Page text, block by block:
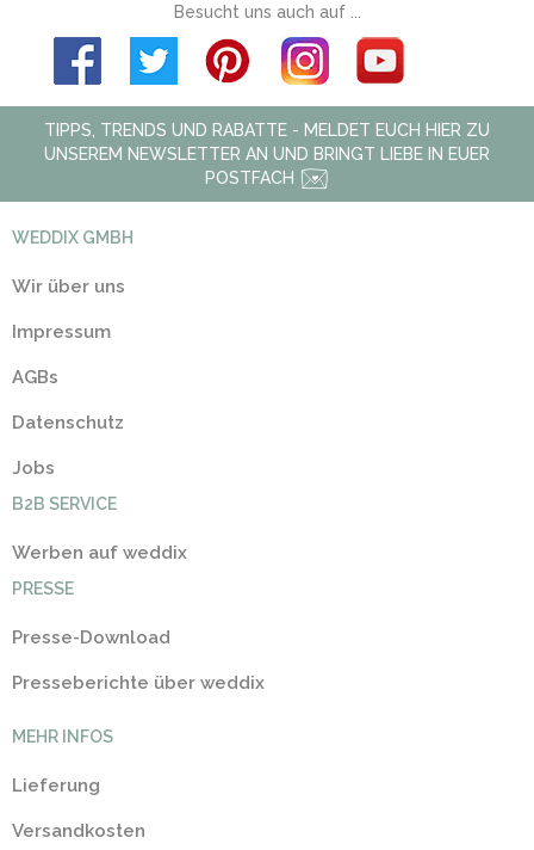
Besucht uns auch auf ...
TIPPS, TRENDS UND RABATTE - MELDET EUCH HIER ZU
UNSEREM NEWSLETTER AN UND BRINGT LIEBE IN EUER
POSTFACH
WEDDIX GMBH
Wir über uns
Impressum
AGBs
Datenschutz
Jobs
B2B SERVICE
Werben auf weddix
PRESSE
Presse-Download
Presseberichte über weddix
MEHR INFOS
Lieferung
Versandkosten